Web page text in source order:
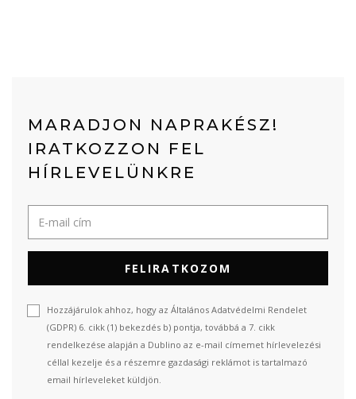
MARADJON NAPRAKÉSZ!
IRATKOZZON FEL
HÍRLEVELÜNKRE
FELIRATKOZOM
Hozzájárulok ahhoz, hogy az Általános Adatvédelmi Rendelet
(GDPR) 6. cikk (1) bekezdés b) pontja, továbbá a 7. cikk
rendelkezése alapján a Dublino az e-mail címemet hírlevelezési
céllal kezelje és a részemre gazdasági reklámot is tartalmazó
email hírleveleket küldjön.